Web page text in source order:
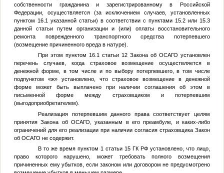
собственности гражданина и зарегистрированному в Российской
Федерации, осуществляется (за исключением случаев, установленных
пунктом 16.1 указанной статьи) в соответствии с пунктами 15.2 или 15.3
данной статьи путем организации и (или) оплаты восстановительного
ремонта поврежденного транспортного средства потерпевшего
(возмещение причиненного вреда в натуре).
При этом пунктом 16.1 статьи 12 Закона об ОСАГО установлен
перечень случаев, когда страховое возмещение осуществляется в
денежной форме, в том числе и по выбору потерпевшего, в том числе
подпунктом «ж» установлено, что страховое возмещение в денежной
форме может быть выплачено при наличии соглашения об этом в
письменной форме между страховщиком и потерпевшим
(выгодоприобретателем).
Реализация потерпевшим данного права соответствует целям
принятия Закона об ОСАГО, указанным в его преамбуле, и каких-либо
ограничений для его реализации при наличии согласия страховщика Закон
об ОСАГО не содержит.
В то же время пунктом 1 статьи 15 ГК РФ установлено, что лицо,
право которого нарушено, может требовать полного возмещения
причиненных ему убытков, если законом или договором не предусмотрено